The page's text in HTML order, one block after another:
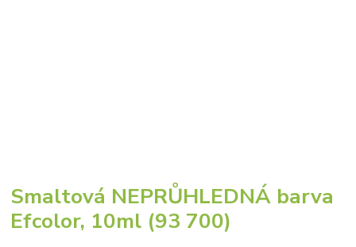
Smaltová NEPRŮHLEDNÁ barva
Efcolor, 10ml (93 700)